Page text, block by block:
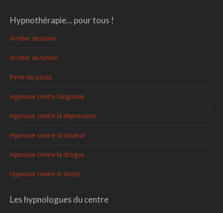
Hypnothérapie… pour tous !
Arrêter de boire
Arrêter de fumer
Perte de poids
Hypnose contre l’angoisse
Hypnose contre la dépression
Hypnose contre la douleur
Hypnose contre la drogue
Hypnose contre le stress
Les hypnologues du centre